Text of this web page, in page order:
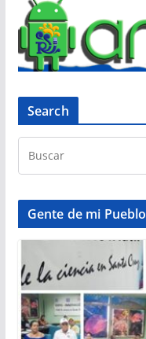
Search
Gente de mi Pueblo